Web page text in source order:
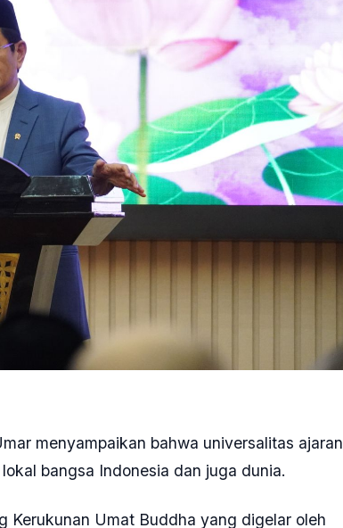
menyampaikan bahwa universalitas ajaran
bangsa Indonesia dan juga dunia.
Kerukunan Umat Buddha yang digelar oleh